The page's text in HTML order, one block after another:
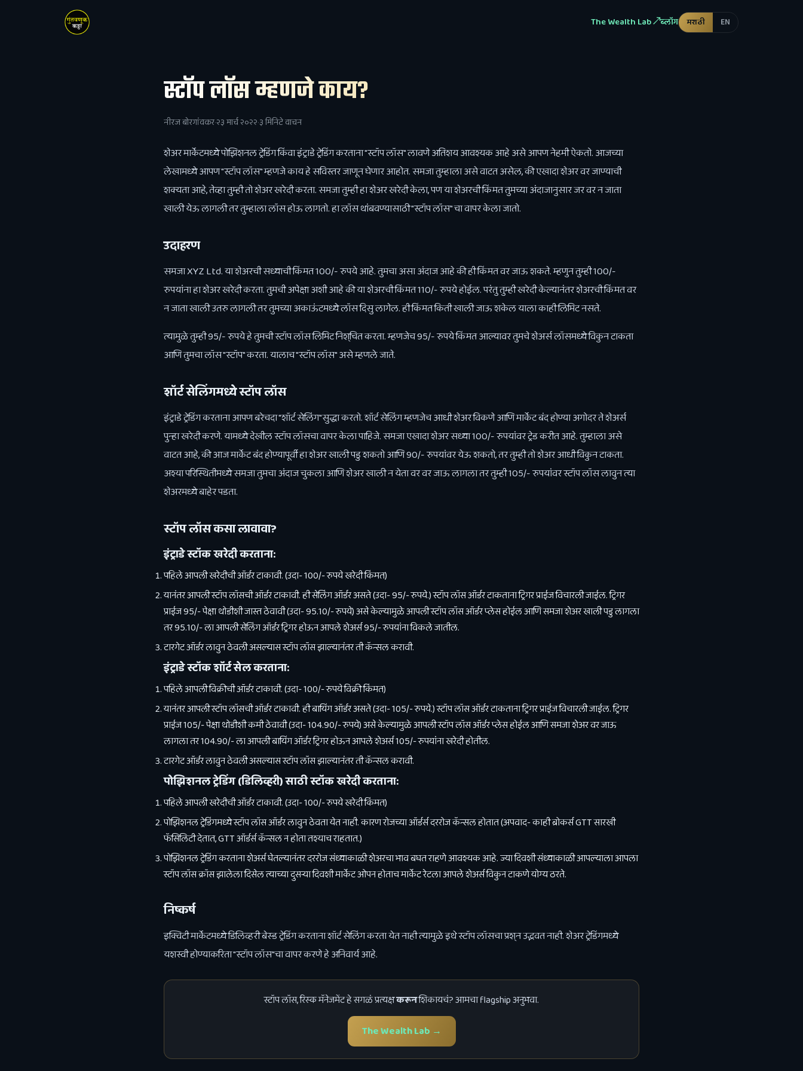
The Wealth Lab ↗ब्लॉग मराठी EN
स्टॉप लॉस म्हणजे काय?
नीरज बोरगांवकर·२३ मार्च २०२२·३ मिनिटे वाचन
शेअर मार्केटमध्ये पोझिशनल ट्रेडिंग किंवा इंट्राडे ट्रेडिंग करताना "स्टॉप लॉस" लावणे अतिशय आवश्यक आहे असे आपण नेहमी ऐकतो. आजच्या
लेखामध्ये आपण "स्टॉप लॉस" म्हणजे काय हे सविस्तर जाणून घेणार आहोत. समजा तुम्हाला असे वाटत असेल, की एखादा शेअर वर जाण्याची
शक्यता आहे, तेव्हा तुम्ही तो शेअर खरेदी करता. समजा तुम्ही हा शेअर खरेदी केला, पण या शेअरची किंमत तुमच्या अंदाजानुसार जर वर न जाता
खाली येऊ लागली तर तुम्हाला लॉस होऊ लागतो. हा लॉस थांबवण्यासाठी "स्टॉप लॉस" चा वापर केला जातो.
उदाहरण
समजा XYZ Ltd. या शेअरची सध्याची किंमत 100/- रुपये आहे. तुमचा असा अंदाज आहे की ही किंमत वर जाऊ शकते. म्हणुन तुम्ही 100/-
रुपयांना हा शेअर खरेदी करता. तुमची अपेक्षा अशी आहे की या शेअरची किंमत 110/- रुपये होईल. परंतु तुम्ही खरेदी केल्यानंतर शेअरची किंमत वर
न जाता खाली उतरु लागली तर तुमच्या अकाऊंटमध्ये लॉस दिसु लागेल. ही किंमत किती खाली जाऊ शकेल याला काही लिमिट नसते.
त्यामुळे तुम्ही 95/- रुपये हे तुमची स्टॉप लॉस लिमिट निश्चित करता. म्हणजेच 95/- रुपये किंमत आल्यावर तुमचे शेअर्स लॉसमध्ये विकुन टाकता
आणि तुमचा लॉस "स्टॉप" करता. यालाच "स्टॉप लॉस" असे म्हणले जाते.
शॉर्ट सेलिंगमध्ये स्टॉप लॉस
इंट्राडे ट्रेडिंग करताना आपण बरेचदा "शॉर्ट सेलिंग"सुद्धा करतो. शॉर्ट सेलिंग म्हणजेच आधी शेअर विकणे आणि मार्केट बंद होण्या अगोदर ते शेअर्स
पुन्हा खरेदी करणे. यामध्ये देखील स्टॉप लॉसचा वापर केला पाहिजे. समजा एखादा शेअर सध्या 100/- रुपयांवर ट्रेड करीत आहे. तुम्हाला असे
वाटत आहे, की आज मार्केट बंद होण्यापूर्वी हा शेअर खाली पडु शकतो आणि 90/- रुपयांवर येऊ शकतो, तर तुम्ही तो शेअर आधी विकुन टाकता.
अश्या परिस्थितीमध्ये समजा तुमचा अंदाज चुकला आणि शेअर खाली न येता वर वर जाऊ लागला तर तुम्ही 105/- रुपयांवर स्टॉप लॉस लावुन त्या
शेअरमध्ये बाहेर पडता.
स्टॉप लॉस कसा लावावा?
इंट्राडे स्टॉक खरेदी करताना:
पहिले आपली खरेदीची ऑर्डर टाकावी. (उदा- 100/- रुपये खरेदी किंमत)
यानंतर आपली स्टॉप लॉसची ऑर्डर टाकावी. ही सेलिंग ऑर्डर असते (उदा- 95/- रुपये.) स्टॉप लॉस ऑर्डर टाकताना ट्रिगर प्राईज विचारली जाईल. ट्रिगर
प्राईज 95/- पेक्षा थोडीशी जास्त ठेवावी (उदा- 95.10/- रुपये) असे केल्यामुळे आपली स्टॉप लॉस ऑर्डर प्लेस होईल आणि समजा शेअर खाली पडु लागला
तर 95.10/- ला आपली सेलिंग ऑर्डर ट्रिगर होऊन आपले शेअर्स 95/- रुपयांना विकले जातील.
टारगेट ऑर्डर लावुन ठेवली असल्यास स्टॉप लॉस झाल्यानंतर ती कॅन्सल करावी.
इंट्राडे स्टॉक शॉर्ट सेल करताना:
पहिले आपली विक्रीची ऑर्डर टाकावी. (उदा- 100/- रुपये विक्री किंमत)
यानंतर आपली स्टॉप लॉसची ऑर्डर टाकावी. ही बायिंग ऑर्डर असते (उदा- 105/- रुपये.) स्टॉप लॉस ऑर्डर टाकताना ट्रिगर प्राईज विचारली जाईल. ट्रिगर
प्राईज 105/- पेक्षा थोडीशी कमी ठेवावी (उदा- 104.90/- रुपये) असे केल्यामुळे आपली स्टॉप लॉस ऑर्डर प्लेस होईल आणि समजा शेअर वर जाऊ
लागला तर 104.90/- ला आपली बायिंग ऑर्डर ट्रिगर होऊन आपले शेअर्स 105/- रुपयांना खरेदी होतील.
टारगेट ऑर्डर लावुन ठेवली असल्यास स्टॉप लॉस झाल्यानंतर ती कॅन्सल करावी.
पोझिशनल ट्रेडिंग (डिलिव्हरी) साठी स्टॉक खरेदी करताना:
पहिले आपली खरेदीची ऑर्डर टाकावी. (उदा- 100/- रुपये खरेदी किंमत)
पोझिशनल ट्रेडिंगमध्ये स्टॉप लॉस ऑर्डर लावुन ठेवता येत नाही. कारण रोजच्या ऑर्डर्स दररोज कॅन्सल होतात (अपवाद- काही ब्रोकर्स GTT सारखी
फॅसिलिटी देतात, GTT ऑर्डर्स कॅन्सल न होता तश्याच राहतात.)
पोझिशनल ट्रेडिंग करताना शेअर्स घेतल्यानंतर दररोज संध्याकाळी शेअरचा भाव बघत राहणे आवश्यक आहे. ज्या दिवशी संध्याकाळी आपल्याला आपला
स्टॉप लॉस क्रॉस झालेला दिसेल त्याच्या दुसर्‍या दिवशी मार्केट ओपन होताच मार्केट रेटला आपले शेअर्स विकुन टाकणे योग्य ठरते.
निष्कर्ष
इक्विटी मार्केटमध्ये डिलिव्हरी बेस्ड ट्रेडिंग करताना शॉर्ट सेलिंग करता येत नाही त्यामुळे इथे स्टॉप लॉसचा प्रश्न उद्भवत नाही. शेअर ट्रेडिंगमध्ये
यशस्वी होण्याकरिता "स्टॉप लॉस"चा वापर करणे हे अनिवार्य आहे.
स्टॉप लॉस, रिस्क मॅनेजमेंट हे सगळं प्रत्यक्षकरूनशिकायचं? आमचा flagship अनुभवा.
The Wealth Lab →